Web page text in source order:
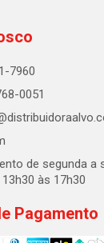
7960
0051
de segunda a
às 17h30
Pagamento